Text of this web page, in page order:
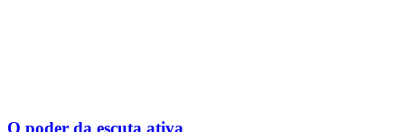
O poder da escuta ativa